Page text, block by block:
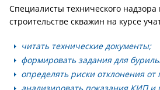
Специалисты технического
строительстве скважин на курсе
читать технические документы;
формировать задания для
определять риски отклонения